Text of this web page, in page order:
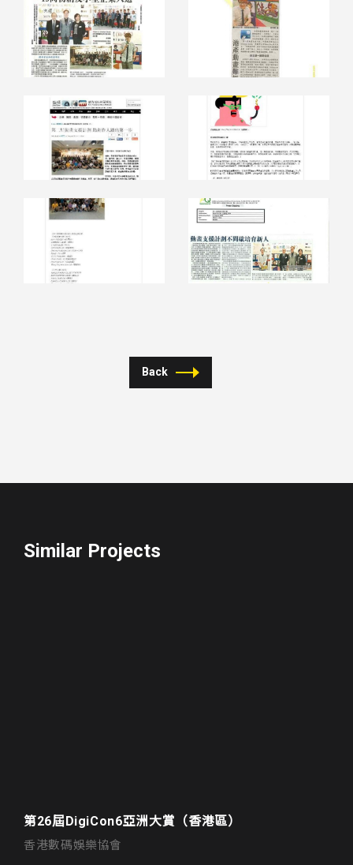
Back
Similar Projects
第26屆DigiCon6亞洲大賞（香港區）
香港數碼娛樂協會